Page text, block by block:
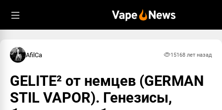
AfilCa 15168 лет назад
GELITE² от немцев (GERMAN
STIL VAPOR). Генезисы,